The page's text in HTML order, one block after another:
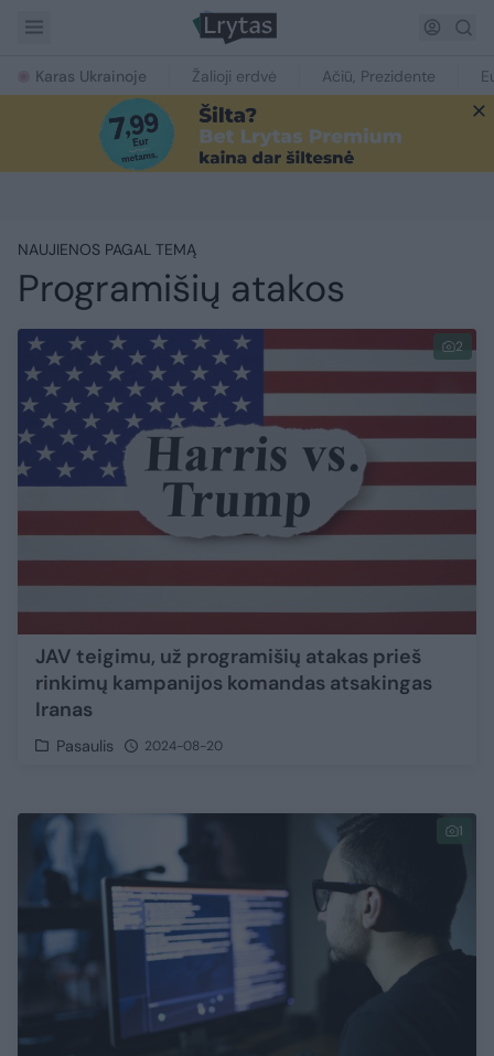
Karas Ukrainoje Žalioji erdvė Ačiū, Prezidente
NAUJIENOS PAGAL TEMĄ
Programišių atakos
2
JAV teigimu, už programišių atakas prieš
rinkimų kampanijos komandas atsakingas
Iranas
Pasaulis 2024-08-20
1